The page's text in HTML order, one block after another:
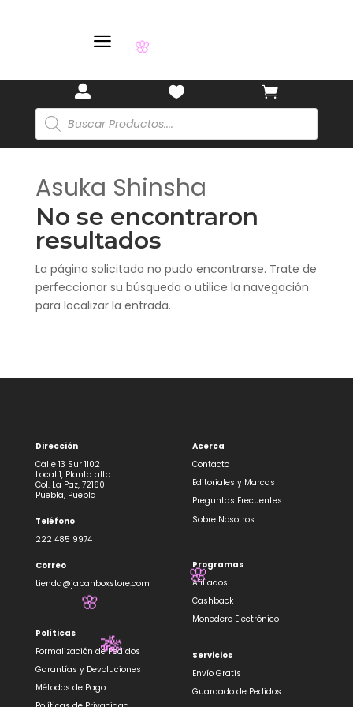
a
 

Búsqueda
de
productos
Asuka Shinsha
No se encontraron
resultados
La página solicitada no pudo encontrarse. Trate de
perfeccionar su búsqueda o utilice la navegación
para localizar la entrada.
Dirección
Calle 13 Sur 1102
Local 1, Planta alta
Col. La Paz, 72160
Puebla, Puebla
Teléfono
222 485 9974
Correo
tienda@japanboxstore.com
Políticas
Formalización de Pedidos
Garantías y Devoluciones
Métodos de Pago
Acerca
Contacto
Editoriales y Marcas
Preguntas Frecuentes
Sobre Nosotros
Programas
Afiliados
Cashback
Monedero Electrónico
Servicios
Envío Gratis
Guardado de Pedidos
🎋
🌸
🌸